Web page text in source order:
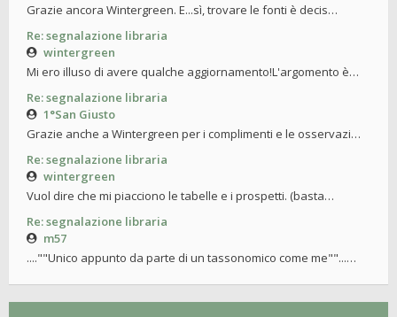
Grazie ancora Wintergreen. E...sì, trovare le fonti è decis…
Re: segnalazione libraria
wintergreen
Mi ero illuso di avere qualche aggiornamento!L'argomento è…
Re: segnalazione libraria
1°San Giusto
Grazie anche a Wintergreen per i complimenti e le osservazi…
Re: segnalazione libraria
wintergreen
Vuol dire che mi piacciono le tabelle e i prospetti. (basta…
Re: segnalazione libraria
m57
....""Unico appunto da parte di un tassonomico come me""...…